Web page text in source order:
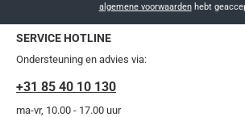
algemene voorwaardenhebt
SERVICE HOTLINE
Ondersteuning en advies via:
+31 85 40 10 130
ma-vr, 10.00 - 17.00 uur